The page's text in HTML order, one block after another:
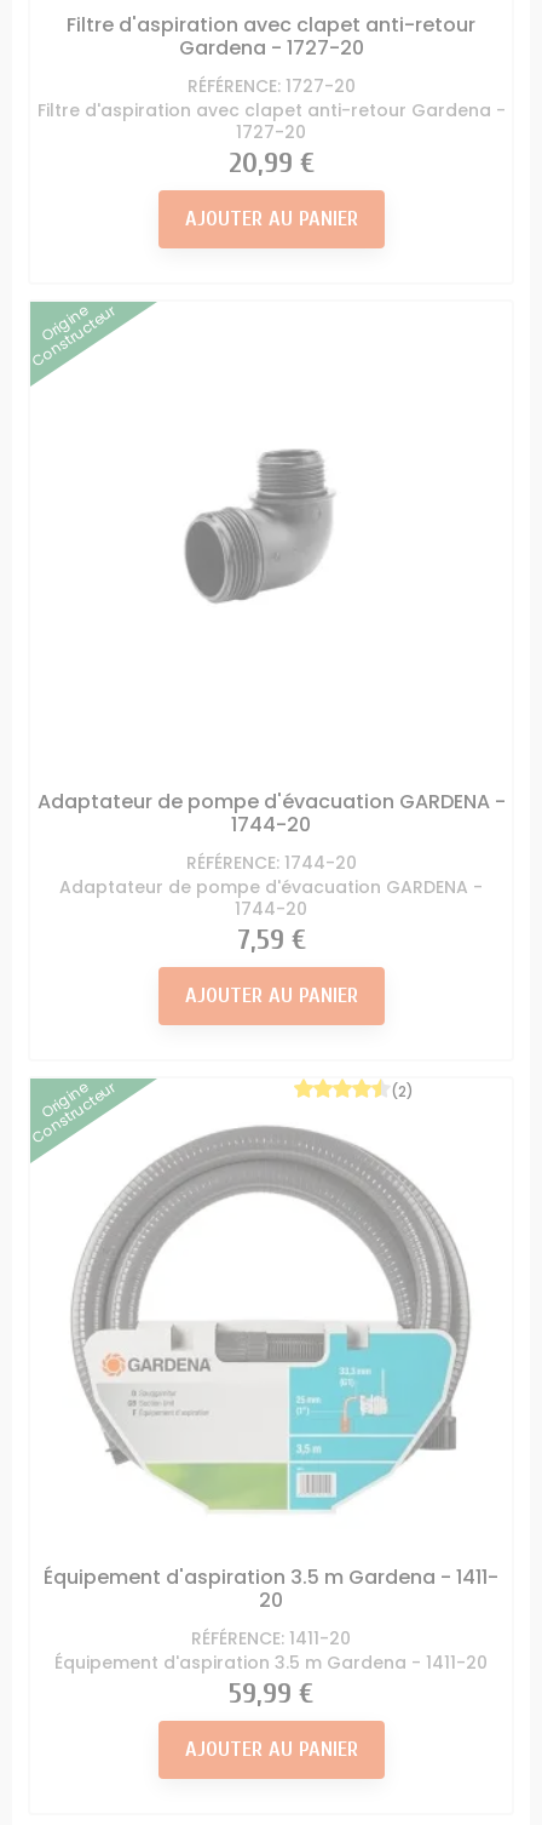
Filtre d'aspiration avec clapet anti-retour
Gardena - 1727-20
RÉFÉRENCE: 1727-20
Filtre d'aspiration avec clapet anti-retour Gardena -
1727-20
Prix
20,99 €
AJOUTER AU PANIER
Origine
Constructeur
Adaptateur de pompe d'évacuation GARDENA -
1744-20
RÉFÉRENCE: 1744-20
Adaptateur de pompe d'évacuation GARDENA -
1744-20
Prix
7,59 €
AJOUTER AU PANIER
Origine
Constructeur
Équipement d'aspiration 3.5 m Gardena - 1411-
20
RÉFÉRENCE: 1411-20
Équipement d'aspiration 3.5 m Gardena - 1411-20
(2)
Prix
59,99 €
AJOUTER AU PANIER